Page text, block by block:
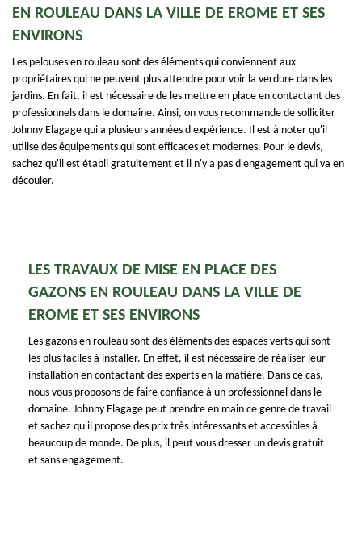
EN ROULEAU DANS LA VILLE DE EROME ET SES
ENVIRONS
Les pelouses en rouleau sont des éléments qui conviennent aux
propriétaires qui ne peuvent plus attendre pour voir la verdure dans les
jardins. En fait, il est nécessaire de les mettre en place en contactant des
professionnels dans le domaine. Ainsi, on vous recommande de solliciter
Johnny Elagage qui a plusieurs années d'expérience. Il est à noter qu'il
utilise des équipements qui sont efficaces et modernes. Pour le devis,
sachez qu'il est établi gratuitement et il n'y a pas d'engagement qui va en
découler.
LES TRAVAUX DE MISE EN PLACE DES
GAZONS EN ROULEAU DANS LA VILLE DE
EROME ET SES ENVIRONS
Les gazons en rouleau sont des éléments des espaces verts qui sont
les plus faciles à installer. En effet, il est nécessaire de réaliser leur
installation en contactant des experts en la matière. Dans ce cas,
nous vous proposons de faire confiance à un professionnel dans le
domaine. Johnny Elagage peut prendre en main ce genre de travail
et sachez qu'il propose des prix très intéressants et accessibles à
beaucoup de monde. De plus, il peut vous dresser un devis gratuit
et sans engagement.